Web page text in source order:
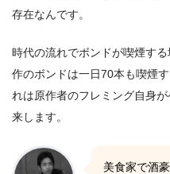
存在なんです。
時代の流れでボンドが喫煙す
作のボンドは一日70本も喫煙
れは原作者のフレミング自身
来します。
美食家で酒